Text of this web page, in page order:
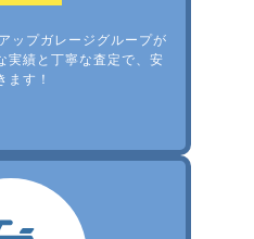
ップガレージグループが
実績と丁寧な査定で、安
ます！